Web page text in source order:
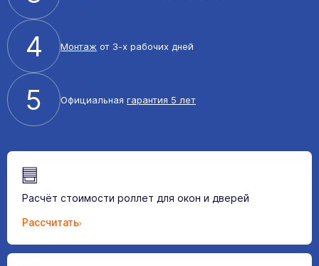
4 Монтаж от 3-х рабочих дней
5 Официальная гарантия 5 лет
Расчёт стоимости роллет для окон и дверей
Рассчитать